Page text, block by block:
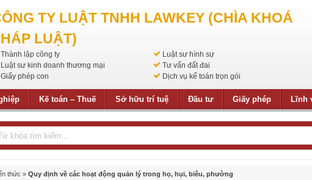
TY LUẬT TNHH LAWKEY (CHÌA KHOÁ
LUẬT)
Thành lập công ty
Luật sư hình sự
Luật sư kinh doanh thương mại
Tư vấn đất đai
Giấy phép con
Dịch vụ kế toán trọn gói
Kế toán – Thuế Sở hữu trí tuệ Đầu tư Giấy phép Lĩnh
thức » Quy định về các hoạt động quản lý trong họ, hụi, biêu, phường